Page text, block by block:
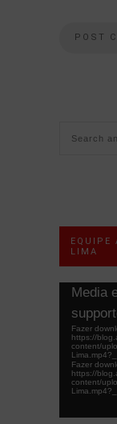
EQUIPE
LIMA
Tocador
vídeo
Media
Fazer
https://
content/
Fazer
https://
content/